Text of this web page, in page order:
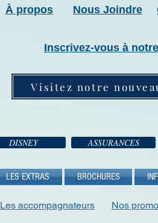
À propos Nous Joindre
Inscrivez-vous à
Visitez notre
DISNEY ASSURANCES
LES EXTRAS BROCHURES
Les accompagnateurs Nos